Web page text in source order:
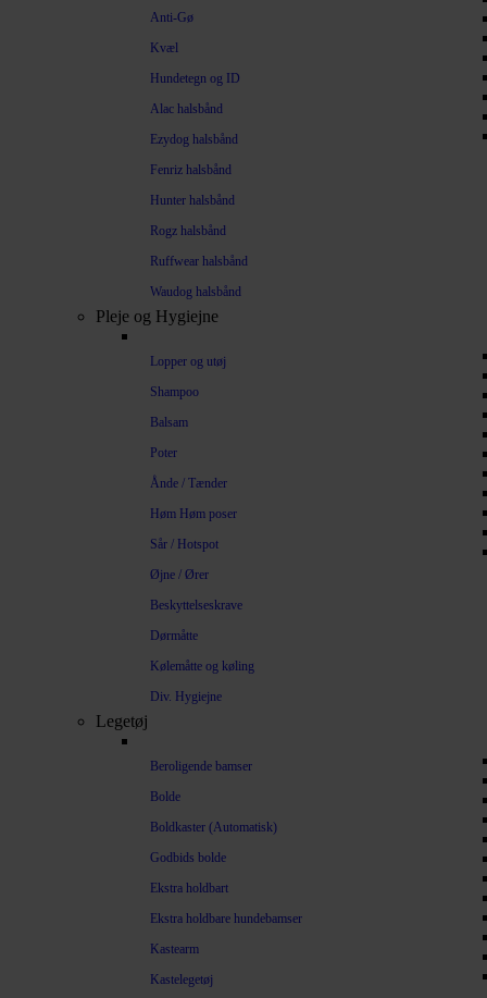
Anti-Gø
Kvæl
Hundetegn og ID
Alac halsbånd
Ezydog halsbånd
Fenriz halsbånd
Hunter halsbånd
Rogz halsbånd
Ruffwear halsbånd
Waudog halsbånd
Pleje og Hygiejne
Lopper og utøj
Shampoo
Balsam
Poter
Ånde / Tænder
Høm Høm poser
Sår / Hotspot
Øjne / Ører
Beskyttelseskrave
Dørmåtte
Kølemåtte og køling
Div. Hygiejne
Legetøj
Beroligende bamser
Bolde
Boldkaster (Automatisk)
Godbids bolde
Ekstra holdbart
Ekstra holdbare hundebamser
Kastearm
Kastelegetøj